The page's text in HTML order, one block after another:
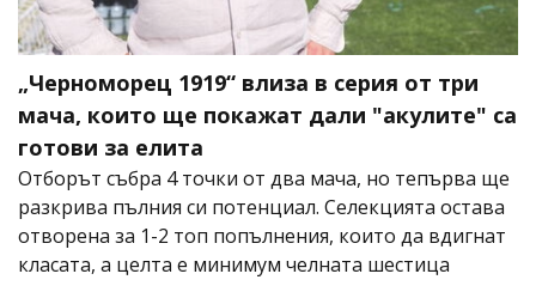
„Черноморец 1919“ влиза в серия от три
мача, които ще покажат дали "акулите" са
готови за елита
Отборът събра 4 точки от два мача, но тепърва ще
разкрива пълния си потенциал. Селекцията остава
отворена за 1-2 топ попълнения, които да вдигнат
класата, а целта е минимум челната шестица